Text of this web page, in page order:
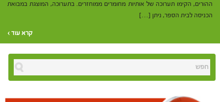
ההורים, הקימו תערוכה של אותיות מחומרים ממוחזרים. בתערוכה, המוצגת במבואת
הכניסה לבית הספר, ניתן […]
קרא עוד ›